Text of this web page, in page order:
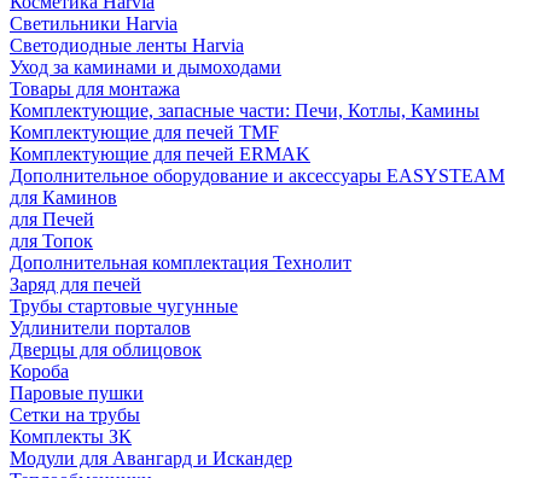
Светильники Harvia
Светодиодные ленты Harvia
Уход за каминами и дымоходами
Товары для монтажа
Комплектующие, запасные части: Печи, Котлы, Камины
Комплектующие для печей TMF
Комплектующие для печей ERMAK
Дополнительное оборудование и аксессуары EASYSTEAM
для Каминов
для Печей
для Топок
Дополнительная комплектация Технолит
Заряд для печей
Трубы стартовые чугунные
Удлинители порталов
Дверцы для облицовок
Короба
Паровые пушки
Сетки на трубы
Комплекты ЗК
Модули для Авангард и Искандер